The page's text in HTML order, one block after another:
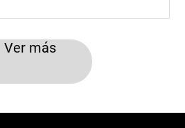
Ver más